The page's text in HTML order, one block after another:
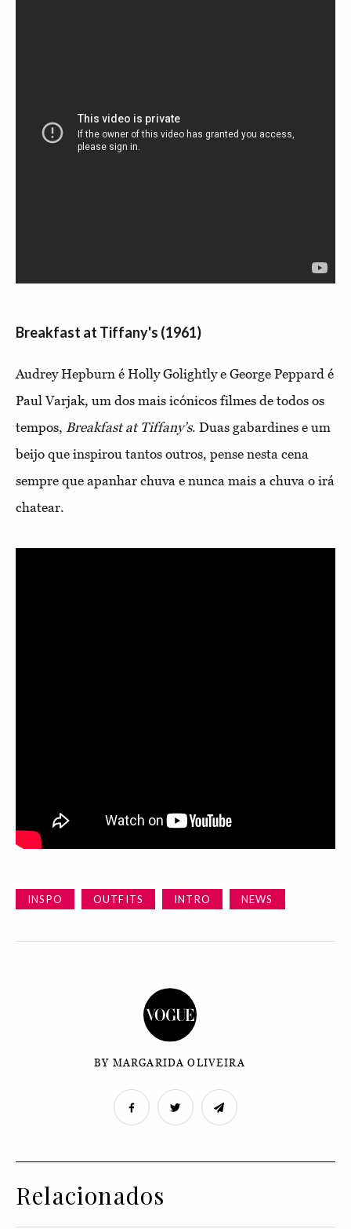
Breakfast at Tiffany's (1961)
Audrey Hepburn é Holly Golightly e George Peppard é
Paul Varjak, um dos mais icónicos filmes de todos os
tempos, Breakfast at Tiffany’s. Duas gabardines e um
beijo que inspirou tantos outros, pense nesta cena
sempre que apanhar chuva e nunca mais a chuva o irá
chatear.
INSPO OUTFITS INTRO NEWS
BY MARGARIDA OLIVEIRA
Relacionados